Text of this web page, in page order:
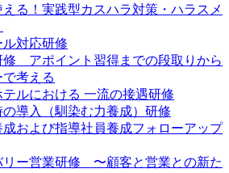
る！実践型カスハラ対策・ハラスメ
対応研修
修 アポイント習得までの段取りから
考える
ルにおける 一流の接遇研修
導入（馴染む力養成）研修
および指導社員養成フォローアップ
リー営業研修 〜顧客と営業との新た